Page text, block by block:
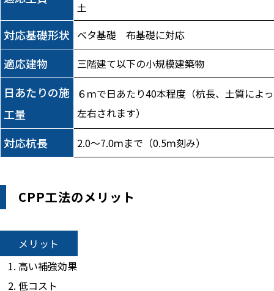
土
対応基礎形状 ベタ基礎 布基礎に対応
適応建物 三階建て以下の小規模建築物
日あたりの施
工量
６ｍで日あたり40本程度（杭長、土質によ
左右されます）
対応杭長 2.0～7.0ｍまで（0.5ｍ刻み）
CPP工法のメリット
メリット
高い補強効果
低コスト